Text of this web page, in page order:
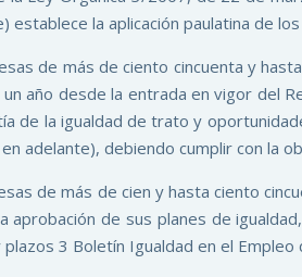
establece la aplicación paulatina de
de más de ciento cincuenta y
año desde la entrada en vigor del
de la igualdad de trato y
adelante), debiendo cumplir con la
de más de cien y hasta ciento
aprobación de sus planes de
plazos 3 Boletín Igualdad en el